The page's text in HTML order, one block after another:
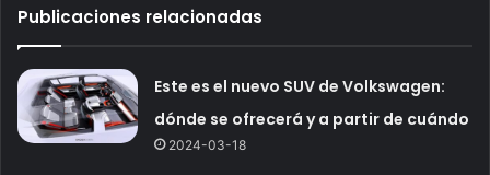
Publicaciones relacionadas
Este es el nuevo SUV de Volkswagen:
dónde se ofrecerá y a partir de cuándo
2024-03-18